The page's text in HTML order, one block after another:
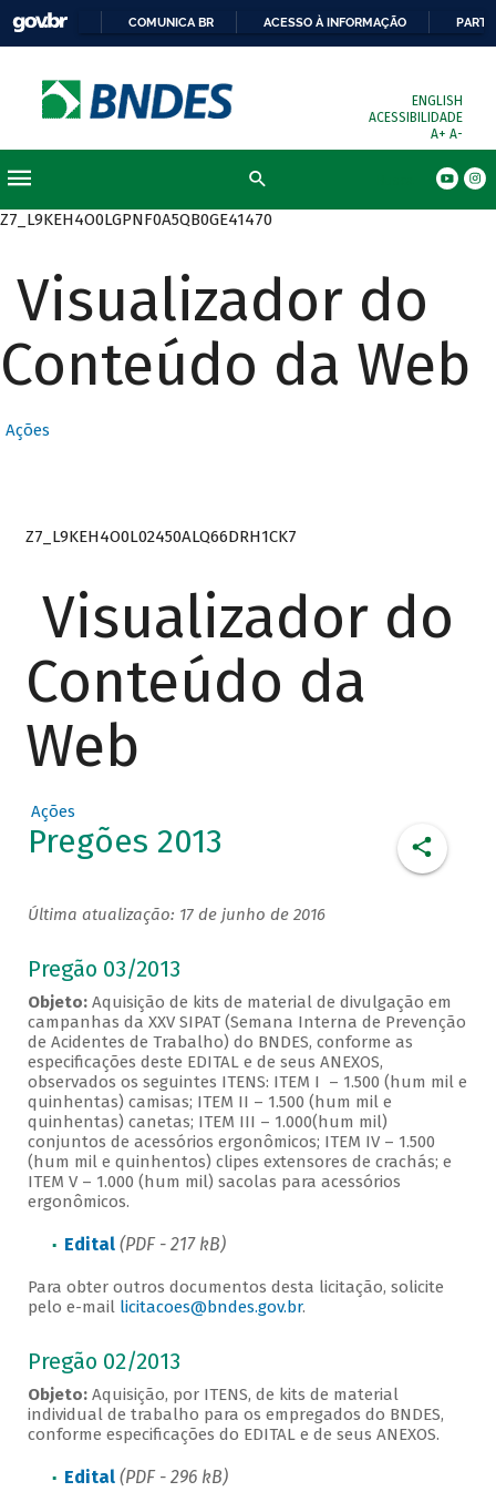
COMUNICA BR ACESSO À INFORMAÇÃO
ENGLISH
ACESSIBILIDADE
A+ A-
Z7_L9KEH4O0LGPNF0A5QB0GE41470
Visualizador do
Conteúdo da Web
Ações
Z7_L9KEH4O0L02450ALQ66DRH1CK7
Visualizador do
Conteúdo da
Web
Ações
Pregões 2013
Última atualização: 17 de junho de 2016
Pregão 03/2013
Objeto:Aquisição de kits de material de divulgação em
campanhas da XXV SIPAT (Semana Interna de Prevenção
de Acidentes de Trabalho) do BNDES, conforme as
especificações deste EDITAL e de seus ANEXOS,
observados os seguintes ITENS: ITEM I – 1.500 (hum mil e
quinhentas) camisas; ITEM II – 1.500 (hum mil e
quinhentas) canetas; ITEM III – 1.000(hum mil)
conjuntos de acessórios ergonômicos; ITEM IV – 1.500
(hum mil e quinhentos) clipes extensores de crachás; e
ITEM V – 1.000 (hum mil) sacolas para acessórios
ergonômicos.
Edital (PDF - 217 kB)
Para obter outros documentos desta licitação, solicite
pelo e-mail licitacoes@bndes.gov.br.
Pregão 02/2013
Objeto:Aquisição, por ITENS, de kits de material
individual de trabalho para os empregados do BNDES,
conforme especificações do EDITAL e de seus ANEXOS.
Edital (PDF - 296 kB)